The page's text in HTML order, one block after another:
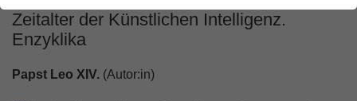
Zeitalter der Künstlichen Intelligenz.
Enzyklika
Papst Leo XIV. (Autor:in)